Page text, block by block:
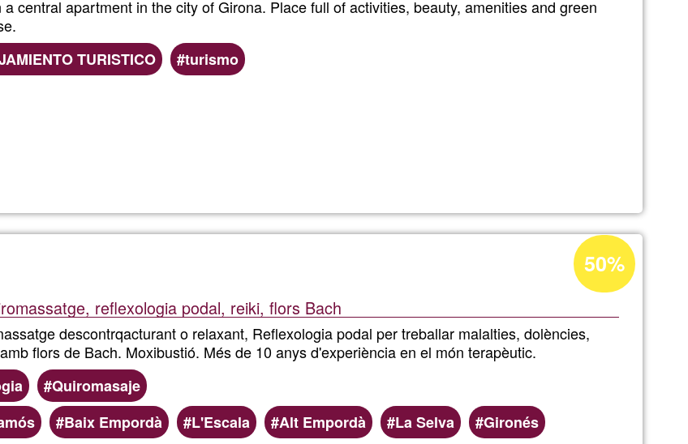
central apartment in the city of Girona. Place full of activities, beauty, amenities and green
TURISTICO
turismo
Ğ1
Room
reflexologia podal, reiki, flors Bach
descontrqacturant o relaxant, Reflexologia podal per treballar malalties, dolències,
flors de Bach. Moxibustió. Més de 10 anys d'experiència en el món terapèutic.
Quiromasaje
Baix Empordà L'Escala Alt Empordà La Selva Gironés
Acceptance
percentage
Ğ1
50%